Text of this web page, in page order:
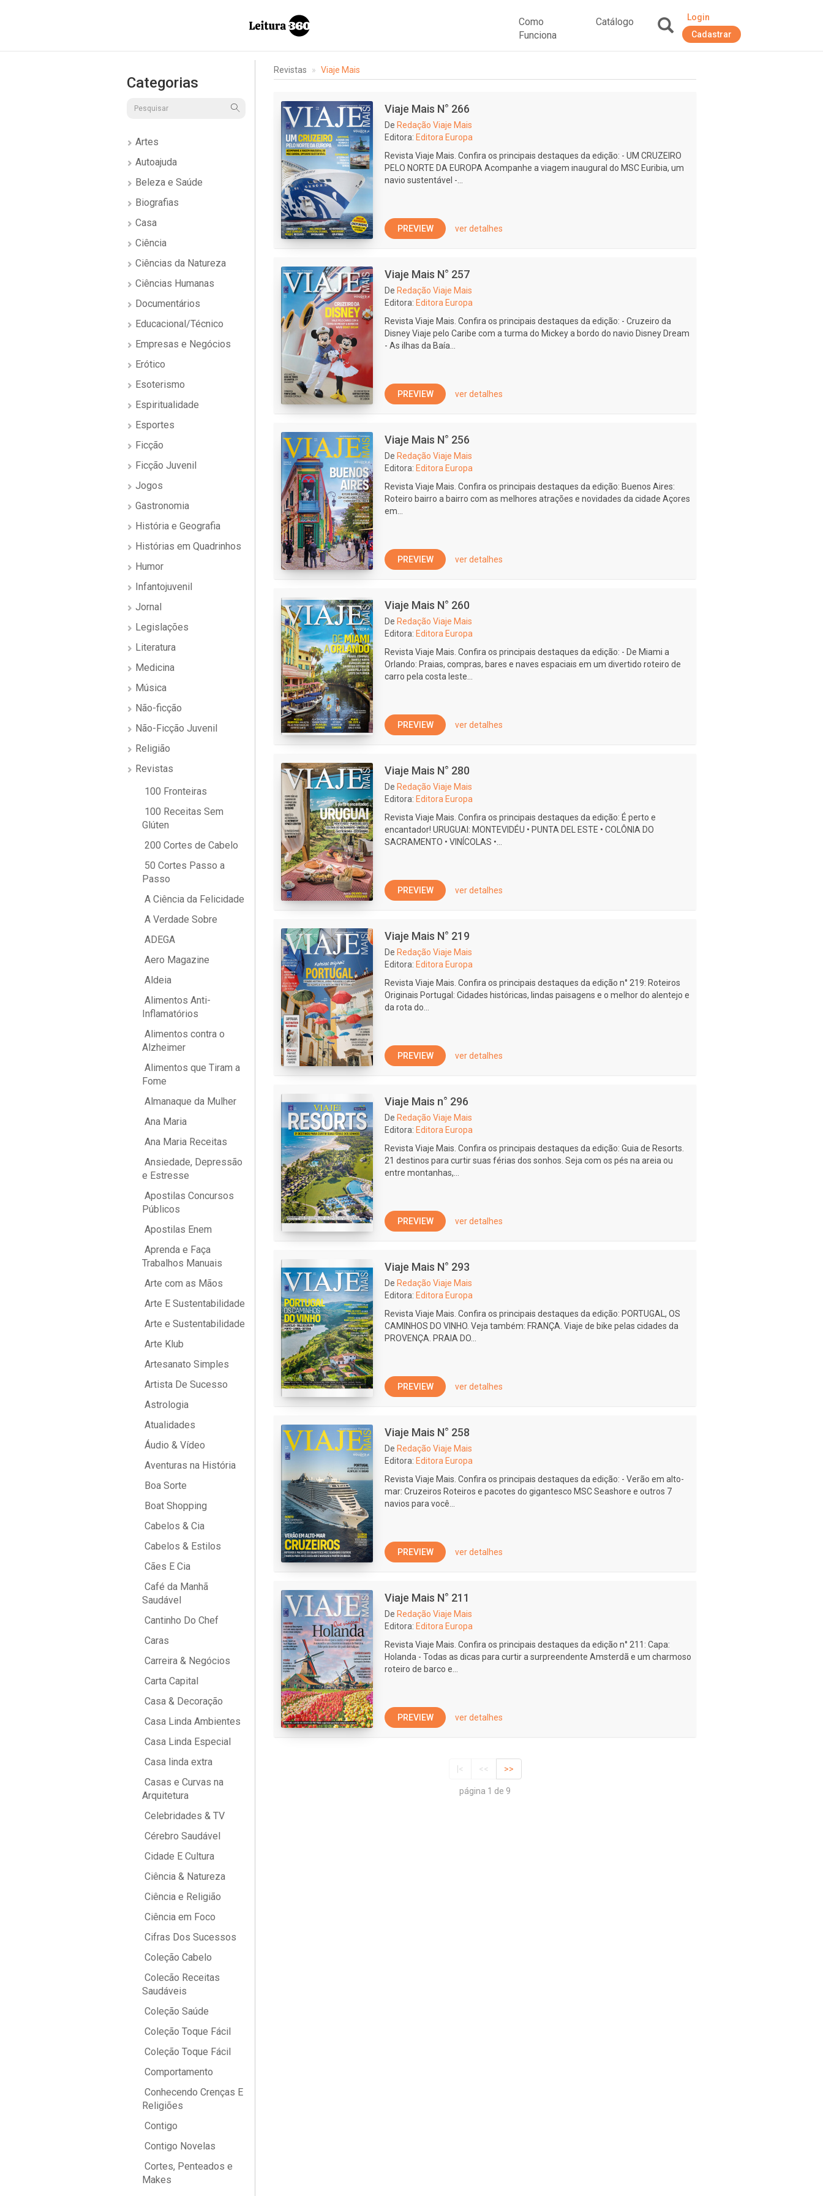
Como
Funciona
Catálogo
Login
Cadastrar
Categorias
Artes
Autoajuda
Beleza e Saúde
Biografias
Casa
Ciência
Ciências da Natureza
Ciências Humanas
Documentários
Educacional/Técnico
Empresas e Negócios
Erótico
Esoterismo
Espiritualidade
Esportes
Ficção
Ficção Juvenil
Jogos
Gastronomia
História e Geografia
Histórias em Quadrinhos
Humor
Infantojuvenil
Jornal
Legislações
Literatura
Medicina
Música
Não-ficção
Não-Ficção Juvenil
Religião
Revistas
100 Fronteiras
100 Receitas Sem
Glúten
200 Cortes de Cabelo
50 Cortes Passo a
Passo
A Ciência da Felicidade
A Verdade Sobre
ADEGA
Aero Magazine
Aldeia
Alimentos Anti-
Inflamatórios
Alimentos contra o
Alzheimer
Alimentos que Tiram a
Fome
Almanaque da Mulher
Ana Maria
Ana Maria Receitas
Ansiedade, Depressão
e Estresse
Apostilas Concursos
Públicos
Apostilas Enem
Aprenda e Faça
Trabalhos Manuais
Arte com as Mãos
Arte E Sustentabilidade
Arte e Sustentabilidade
Arte Klub
Artesanato Simples
Artista De Sucesso
Astrologia
Atualidades
Áudio & Vídeo
Aventuras na História
Boa Sorte
Boat Shopping
Cabelos & Cia
Cabelos & Estilos
Cães E Cia
Café da Manhã
Saudável
Cantinho Do Chef
Caras
Carreira & Negócios
Carta Capital
Casa & Decoração
Casa Linda Ambientes
Casa Linda Especial
Casa linda extra
Casas e Curvas na
Arquitetura
Celebridades & TV
Cérebro Saudável
Cidade E Cultura
Ciência & Natureza
Ciência e Religião
Ciência em Foco
Cifras Dos Sucessos
Coleção Cabelo
Colecão Receitas
Saudáveis
Coleção Saúde
Coleção Toque Fácil
Coleção Toque Fácil
Comportamento
Conhecendo Crenças E
Religiões
Contigo
Contigo Novelas
Cortes, Penteados e
Makes
Revistas Viaje Mais
Viaje Mais N° 266
De Redação Viaje Mais
Editora: Editora Europa
Revista Viaje Mais. Confira os principais destaques da edição: - UM CRUZEIRO
PELO NORTE DA EUROPA Acompanhe a viagem inaugural do MSC Euribia, um
navio sustentável -...
PREVIEW ver detalhes
Viaje Mais N° 257
De Redação Viaje Mais
Editora: Editora Europa
Revista Viaje Mais. Confira os principais destaques da edição: - Cruzeiro da
Disney Viaje pelo Caribe com a turma do Mickey a bordo do navio Disney Dream
- As ilhas da Baía...
PREVIEW ver detalhes
Viaje Mais N° 256
De Redação Viaje Mais
Editora: Editora Europa
Revista Viaje Mais. Confira os principais destaques da edição: Buenos Aires:
Roteiro bairro a bairro com as melhores atrações e novidades da cidade Açores
em...
PREVIEW ver detalhes
Viaje Mais N° 260
De Redação Viaje Mais
Editora: Editora Europa
Revista Viaje Mais. Confira os principais destaques da edição: - De Miami a
Orlando: Praias, compras, bares e naves espaciais em um divertido roteiro de
carro pela costa leste...
PREVIEW ver detalhes
Viaje Mais N° 280
De Redação Viaje Mais
Editora: Editora Europa
Revista Viaje Mais. Confira os principais destaques da edição: É perto e
encantador! URUGUAI: MONTEVIDÉU • PUNTA DEL ESTE • COLÔNIA DO
SACRAMENTO • VINÍCOLAS •...
PREVIEW ver detalhes
Viaje Mais N° 219
De Redação Viaje Mais
Editora: Editora Europa
Revista Viaje Mais. Confira os principais destaques da edição n° 219: Roteiros
Originais Portugal: Cidades históricas, lindas paisagens e o melhor do alentejo e
da rota do...
PREVIEW ver detalhes
Viaje Mais n° 296
De Redação Viaje Mais
Editora: Editora Europa
Revista Viaje Mais. Confira os principais destaques da edição: Guia de Resorts.
21 destinos para curtir suas férias dos sonhos. Seja com os pés na areia ou
entre montanhas,...
PREVIEW ver detalhes
Viaje Mais N° 293
De Redação Viaje Mais
Editora: Editora Europa
Revista Viaje Mais. Confira os principais destaques da edição: PORTUGAL, OS
CAMINHOS DO VINHO. Veja também: FRANÇA. Viaje de bike pelas cidades da
PROVENÇA. PRAIA DO...
PREVIEW ver detalhes
Viaje Mais N° 258
De Redação Viaje Mais
Editora: Editora Europa
Revista Viaje Mais. Confira os principais destaques da edição: - Verão em alto-
mar: Cruzeiros Roteiros e pacotes do gigantesco MSC Seashore e outros 7
navios para você...
PREVIEW ver detalhes
Viaje Mais N° 211
De Redação Viaje Mais
Editora: Editora Europa
Revista Viaje Mais. Confira os principais destaques da edição n° 211: Capa:
Holanda - Todas as dicas para curtir a surpreendente Amsterdã e um charmoso
roteiro de barco e...
PREVIEW ver detalhes
|< << >>
página 1 de 9